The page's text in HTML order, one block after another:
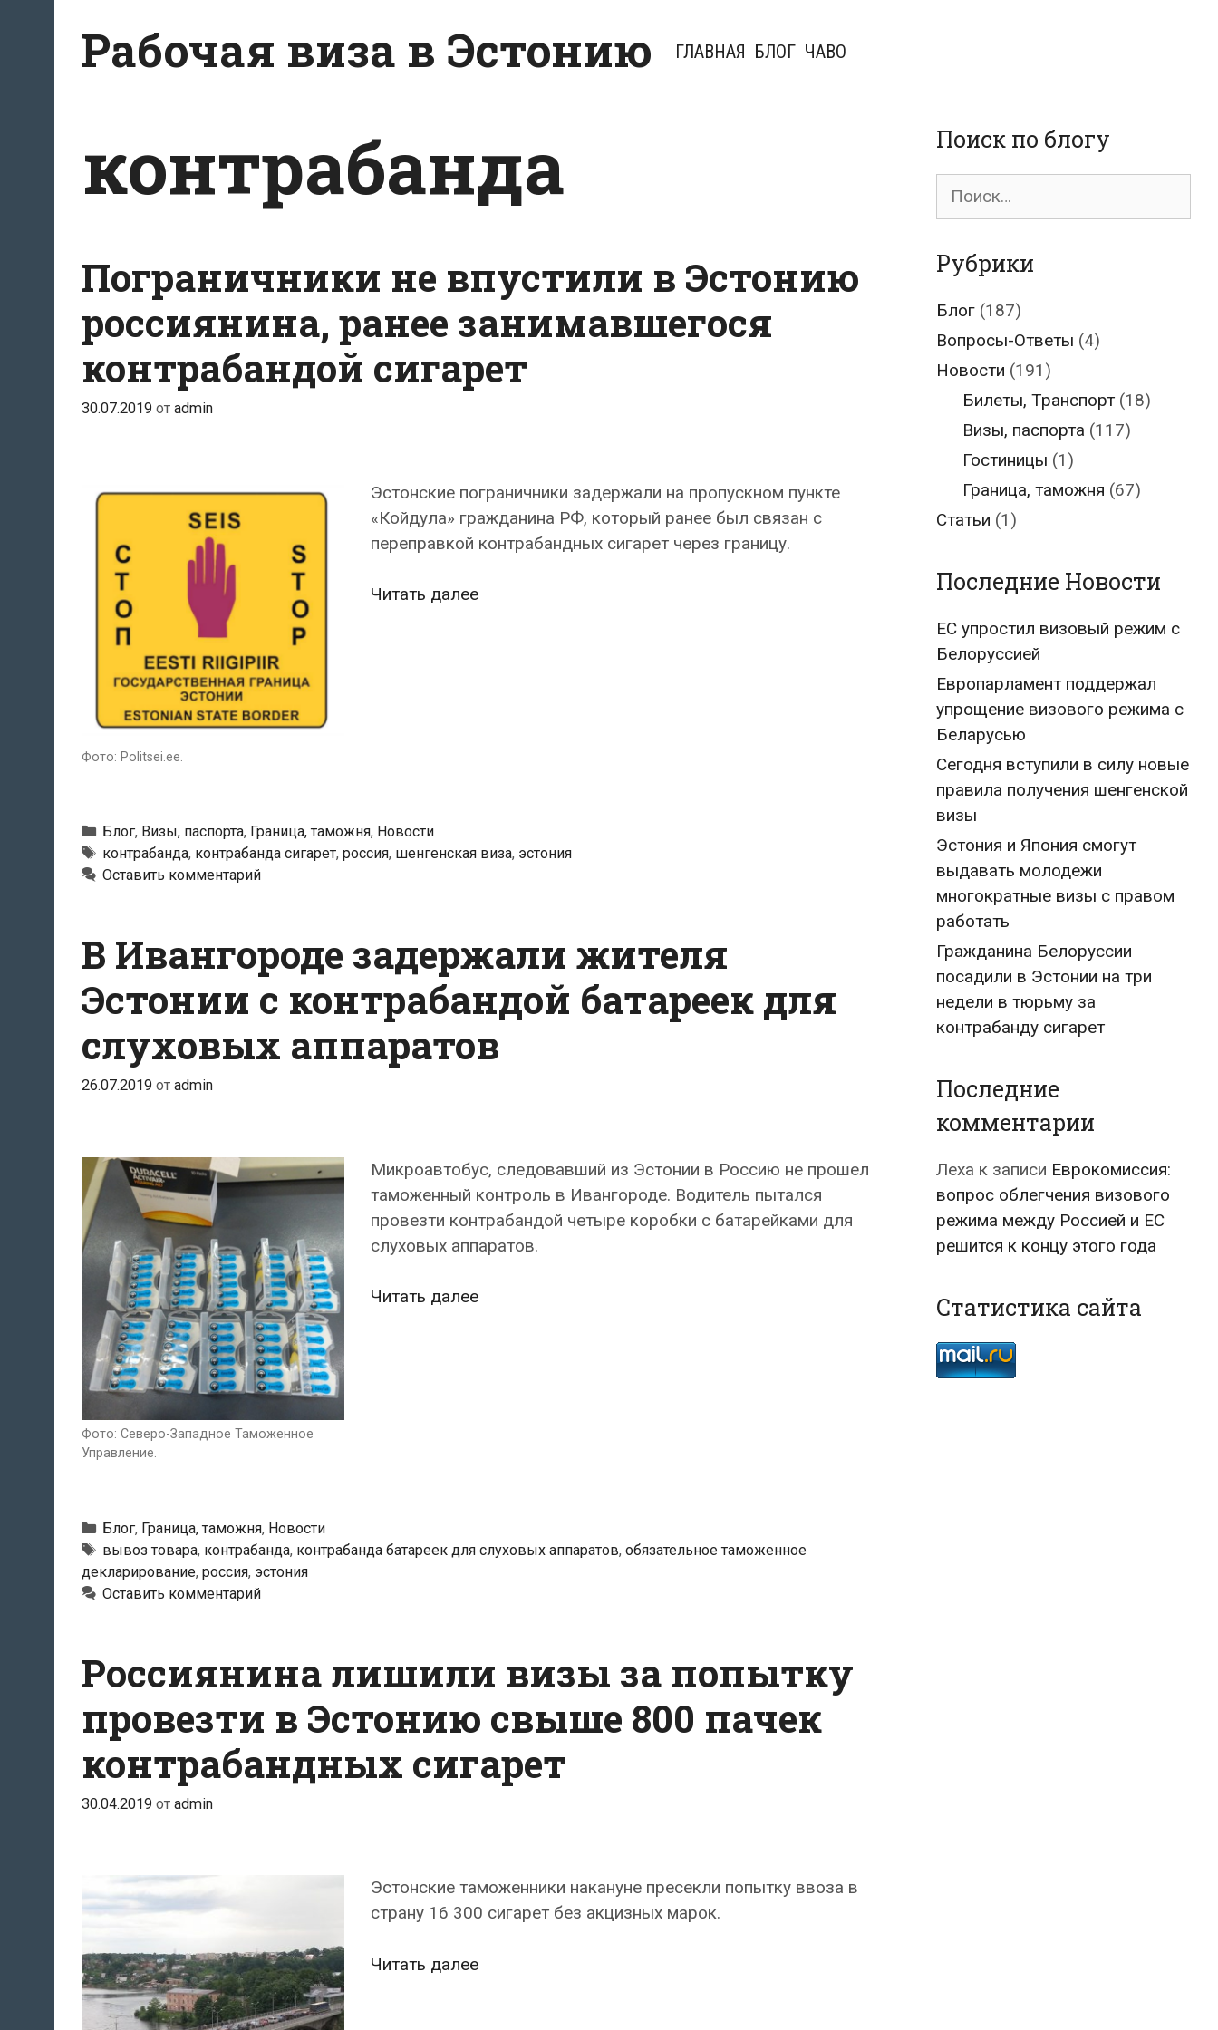
содержимому
Рабочая виза в Эстонию ГЛАВНАЯ БЛОГ ЧАВО
контрабанда
Пограничники не впустили в Эстонию
россиянина, ранее занимавшегося
контрабандой сигарет
30.07.2019 от admin
Фото: Politsei.ee.
Эстонские пограничники задержали на пропускном пункте
«Койдула» гражданина РФ, который ранее был связан с
переправкой контрабандных сигарет через границу.
Читать далееПограничники
Рубрики
Блог, Визы, паспорта, Граница, таможня, Новости
Метки
контрабанда, контрабанда сигарет, россия, шенгенская виза, эстония
Оставить комментарий
В Ивангороде задержали жителя
Эстонии с контрабандой батареек для
слуховых аппаратов
26.07.2019 от admin
Фото: Северо-Западное Таможенное
Управление.
Микроавтобус, следовавший из Эстонии в Россию не прошел
таможенный контроль в Ивангороде. Водитель пытался
провезти контрабандой четыре коробки с батарейками для
слуховых аппаратов.
Читать далееВ
аппаратов
Рубрики
Блог, Граница, таможня, Новости
Метки
вывоз товара, контрабанда, контрабанда батареек для слуховых аппаратов, обязательное таможенное
декларирование, россия, эстония
Оставить комментарий
Россиянина лишили визы за попытку
провезти в Эстонию свыше 800 пачек
контрабандных сигарет
30.04.2019 от admin
Эстонские таможенники накануне пресекли попытку ввоза в
страну 16 300 сигарет без акцизных марок.
Читать далееРоссиянина
Поиск по блогу
Поиск
Рубрики
Блог (187)
Вопросы-Ответы (4)
Новости (191)
Билеты, Транспорт(18)
Визы, паспорта (117)
Гостиницы (1)
Граница, таможня (67)
Статьи (1)
Последние Новости
ЕС упростил визовый режим с
Белоруссией
Европарламент поддержал
упрощение визового режима с
Беларусью
Сегодня вступили в силу новые
правила получения шенгенской
визы
Эстония и Япония смогут
выдавать молодежи
многократные визы с правом
работать
Гражданина Белоруссии
посадили в Эстонии на три
недели в тюрьму за
контрабанду сигарет
Последние
комментарии
Леха к записи Еврокомиссия:
вопрос облегчения визового
режима между Россией и ЕС
решится к концу этого года
Статистика сайта